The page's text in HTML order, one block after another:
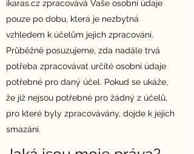
ikaras.cz zpracovává Vaše osobní údaje
pouze po dobu, která je nezbytná
vzhledem k účelům jejich zpracování.
Průběžně posuzujeme, zda nadále trvá
potřeba zpracovávat určité osobní údaje
potřebné pro daný účel. Pokud se ukáže,
že již nejsou potřebné pro žádný z účelů,
pro které byly zpracovávány, dojde k jejich
smazání.